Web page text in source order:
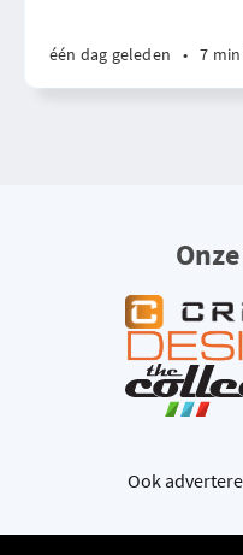
één dag geleden • 7
Ook